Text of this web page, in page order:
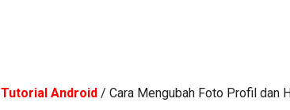
Tutorial Android/ Cara Mengubah Foto Profil dan